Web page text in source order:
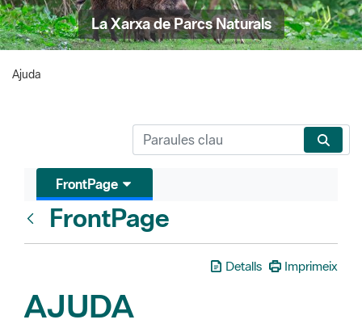
La Xarxa de Parcs Naturals
Ajuda
FrontPage
FrontPage
Detalls Imprimeix
AJUDA